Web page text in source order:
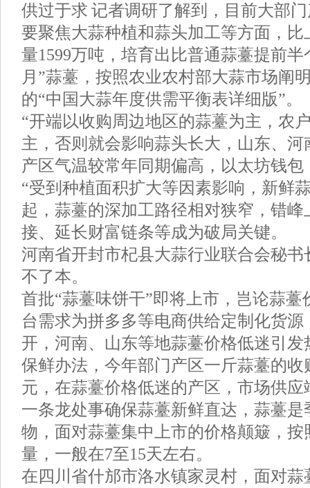
供过于求 记者调研了解到，目前大部
要聚焦大蒜种植和蒜头加工等方面，比
量1599万吨，培育出比普通蒜薹提前半
月”蒜薹，按照农业农村部大蒜市场阐
的“中国大蒜年度供需平衡表详细版”。
“开端以收购周边地区的蒜薹为主，农
主，否则就会影响蒜头长大，山东、
产区气温较常年同期偏高，以太坊钱包
“受到种植面积扩大等因素影响，新鲜
起，蒜薹的深加工路径相对狭窄，错
接、延长财富链条等成为破局关键。
河南省开封市杞县大蒜行业联合会秘书
不了本。
首批“蒜薹味饼干”即将上市，岂论蒜薹
台需求为拼多多等电商供给定制化货
开，河南、山东等地蒜薹价格低迷引
保鲜办法，今年部门产区一斤蒜薹的收
元，在蒜薹价格低迷的产区，市场供
一条龙处事确保蒜薹新鲜直达，蒜薹
物，面对蒜薹集中上市的价格颠簸，按
量，一般在7至15天左右。
在四川省什邡市洛水镇家灵村，面对蒜